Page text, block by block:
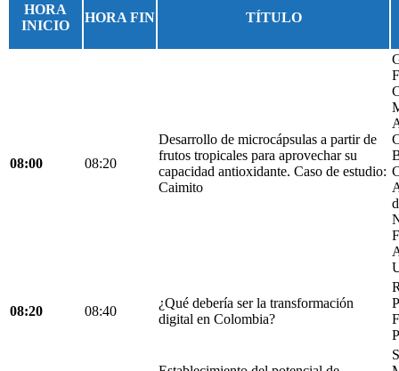
HORA
INICIO
HORA FIN TÍTULO
08:00 08:20
Desarrollo de microcápsulas a partir de
frutos tropicales para aprovechar su
capacidad antioxidante. Caso de estudio:
Caimito
08:20 08:40
¿Qué debería ser la transformación
digital en Colombia?